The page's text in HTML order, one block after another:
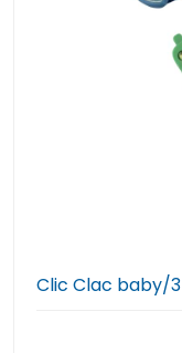
Clic Clac baby/3